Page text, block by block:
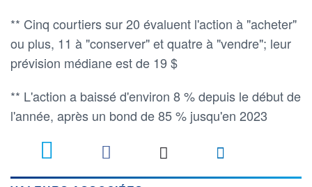
** Cinq courtiers sur 20 évaluent l'action à "acheter"
ou plus, 11 à "conserver" et quatre à "vendre"; leur
prévision médiane est de 19 $
** L'action a baissé d'environ 8 % depuis le début de
l'année, après un bond de 85 % jusqu'en 2023